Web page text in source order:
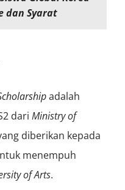
dan Syarat
adalah
dari Ministry of
diberikan kepada
menempuh
of Arts.